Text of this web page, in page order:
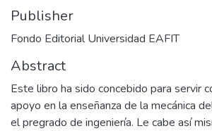
Publisher
Fondo Editorial Universidad EAFIT
Abstract
Este libro ha sido concebido para servir
apoyo en la enseñanza de la mecánica
el pregrado de ingeniería. Le cabe así